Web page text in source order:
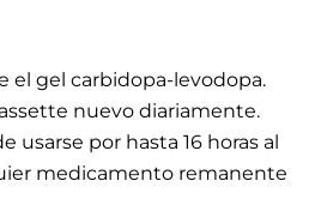
el gel carbidopa-levodopa.
nuevo diariamente.
usarse por hasta 16 horas al
medicamento remanente